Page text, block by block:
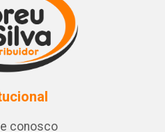
conosco